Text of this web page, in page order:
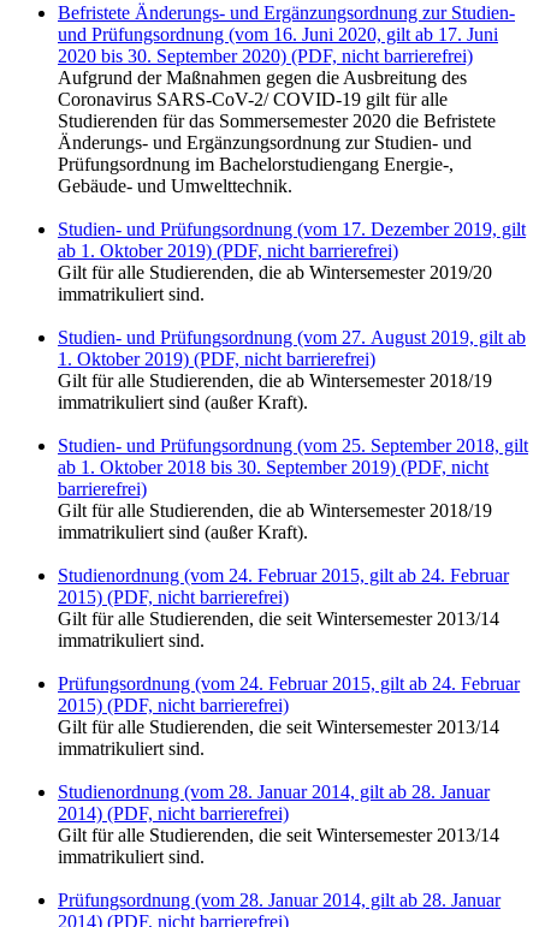
Befristete Änderungs- und Ergänzungsordnung zur Studien-
und Prüfungsordnung (vom 16. Juni 2020, gilt ab 17. Juni
2020 bis 30. September 2020) (PDF, nicht barrierefrei)
Aufgrund der Maßnahmen gegen die Ausbreitung des
Coronavirus SARS-CoV-2/ COVID-19 gilt für alle
Studierenden für das Sommersemester 2020 die Befristete
Änderungs- und Ergänzungsordnung zur Studien- und
Prüfungsordnung im Bachelorstudiengang Energie-,
Gebäude- und Umwelttechnik.
Studien- und Prüfungsordnung (vom 17. Dezember 2019, gilt
ab 1. Oktober 2019) (PDF, nicht barrierefrei)
Gilt für alle Studierenden, die ab Wintersemester 2019/20
immatrikuliert sind.
Studien- und Prüfungsordnung (vom 27. August 2019, gilt ab
1. Oktober 2019) (PDF, nicht barrierefrei)
Gilt für alle Studierenden, die ab Wintersemester 2018/19
immatrikuliert sind (außer Kraft).
Studien- und Prüfungsordnung (vom 25. September 2018, gilt
ab 1. Oktober 2018 bis 30. September 2019) (PDF, nicht
barrierefrei)
Gilt für alle Studierenden, die ab Wintersemester 2018/19
immatrikuliert sind (außer Kraft).
Studienordnung (vom 24. Februar 2015, gilt ab 24. Februar
2015) (PDF, nicht barrierefrei)
Gilt für alle Studierenden, die seit Wintersemester 2013/14
immatrikuliert sind.
Prüfungsordnung (vom 24. Februar 2015, gilt ab 24. Februar
2015) (PDF, nicht barrierefrei)
Gilt für alle Studierenden, die seit Wintersemester 2013/14
immatrikuliert sind.
Studienordnung (vom 28. Januar 2014, gilt ab 28. Januar
2014) (PDF, nicht barrierefrei)
Gilt für alle Studierenden, die seit Wintersemester 2013/14
immatrikuliert sind.
Prüfungsordnung (vom 28. Januar 2014, gilt ab 28. Januar
2014) (PDF, nicht barrierefrei)